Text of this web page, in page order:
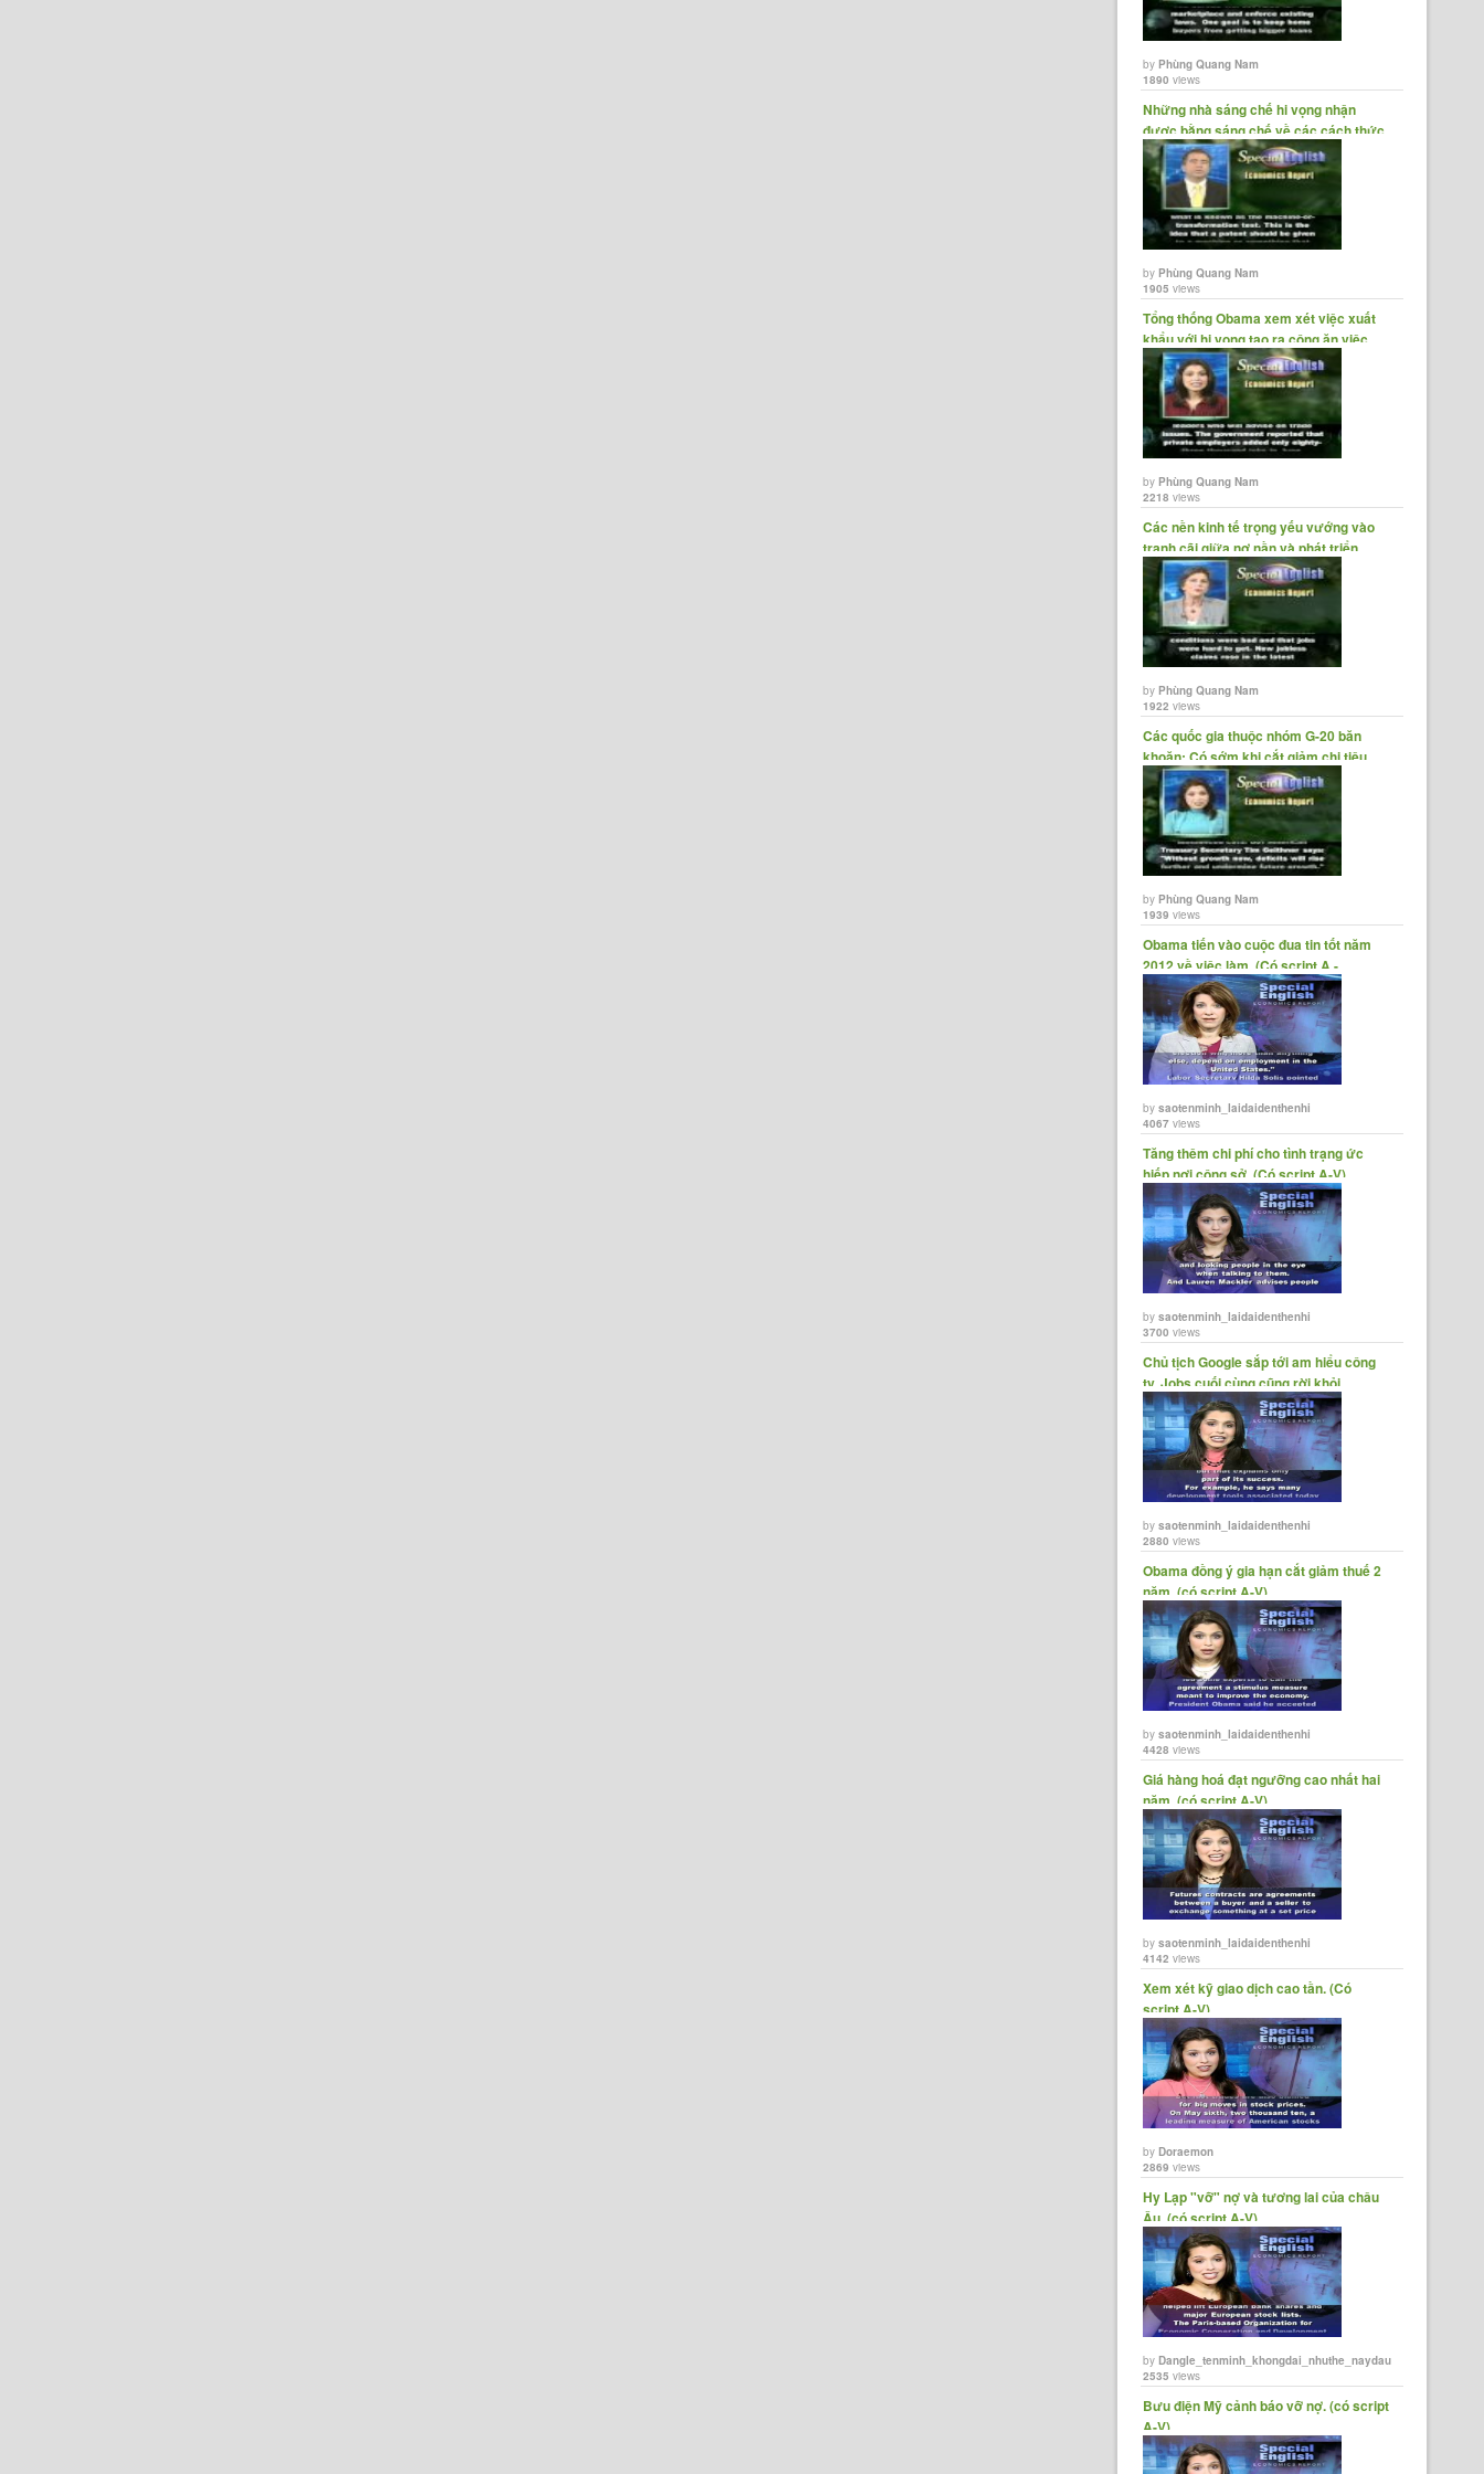
byPhùng Quang Nam
1890 views
Những nhà sáng chế hi vọng nhận
được bằng sáng chế về các cách thức
kinh......
byPhùng Quang Nam
1905 views
Tổng thống Obama xem xét việc xuất
khẩu với hi vọng tạo ra công ăn việc......
byPhùng Quang Nam
2218 views
Các nền kinh tế trọng yếu vướng vào
tranh cãi giữa nợ nần và phát triển
byPhùng Quang Nam
1922 views
Các quốc gia thuộc nhóm G-20 băn
khoăn: Có sớm khi cắt giảm chi tiêu
quá......
byPhùng Quang Nam
1939 views
Obama tiến vào cuộc đua tin tốt năm
2012 về việc làm. (Có script A -...
bysaotenminh_laidaidenthenhi
4067 views
Tăng thêm chi phí cho tình trạng ức
hiếp nơi công sở. (Có script A-V)
bysaotenminh_laidaidenthenhi
3700 views
Chủ tịch Google sắp tới am hiểu công
ty, Jobs cuối cùng cũng rời khỏi
Apple.......
bysaotenminh_laidaidenthenhi
2880 views
Obama đồng ý gia hạn cắt giảm thuế 2
năm. (có script A-V)
bysaotenminh_laidaidenthenhi
4428 views
Giá hàng hoá đạt ngưỡng cao nhất hai
năm. (có script A-V)
bysaotenminh_laidaidenthenhi
4142 views
Xem xét kỹ giao dịch cao tần. (Có
script A-V)
byDoraemon
2869 views
Hy Lạp "vỡ" nợ và tương lai của châu
Âu. (có script A-V)
byDangle_tenminh_khongdai_nhuthe_naydau
2535 views
Bưu điện Mỹ cảnh báo vỡ nợ. (có script
A-V)